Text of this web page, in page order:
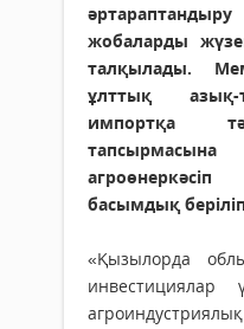
жобаларды
талқылады.
ұлттық азық-
импортқа
басымдық
«Қызылорда
инвестициялар